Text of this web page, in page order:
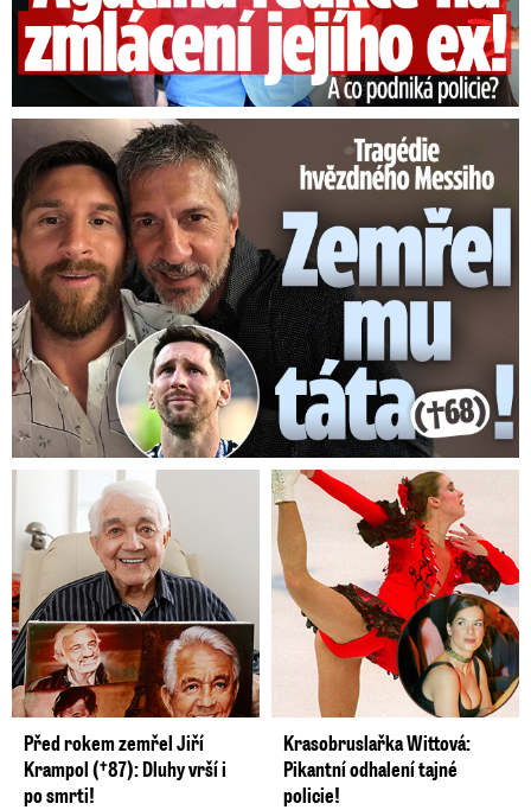
Tragédie hvězdného Messiho: Zemřel mu táta (†68)!
Před rokem zemřel Jiří
Krampol (†87): Dluhy vrší i
po smrti!
Krasobruslařka Wittová:
Pikantní odhalení tajné
policie!